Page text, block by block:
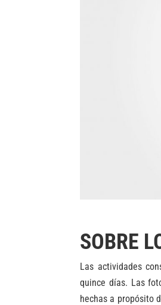
SOBRE
Las actividades
quince días. Las
hechas a propósito